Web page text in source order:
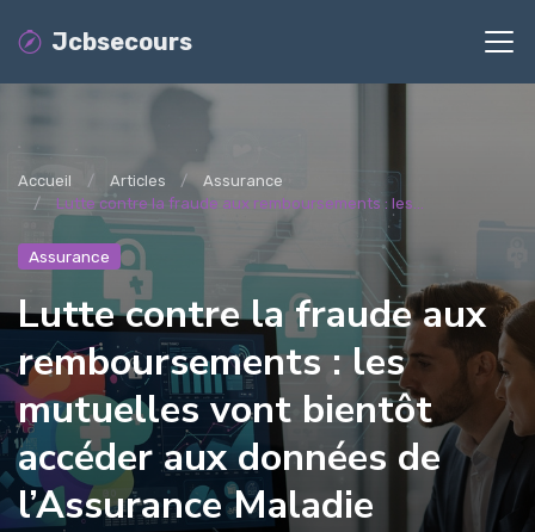
Jcbsecours
Accueil Articles
Assurance
Lutte contre la fraude aux remboursements : les...
Assurance
Lutte contre la fraude aux
remboursements : les
mutuelles vont bientôt
accéder aux données de
l’Assurance Maladie